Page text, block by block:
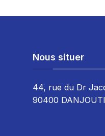
Nous situer
44, rue du Dr
90400